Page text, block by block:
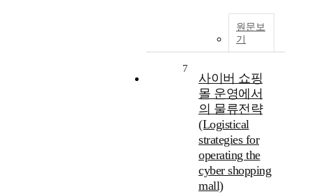
원문보
기
7
사이버 쇼핑
몰 운영에서
의 물류전략
(Logistical
strategies for
operating the
cyber shopping
mall)